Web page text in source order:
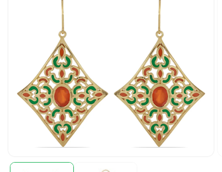
médiafájl